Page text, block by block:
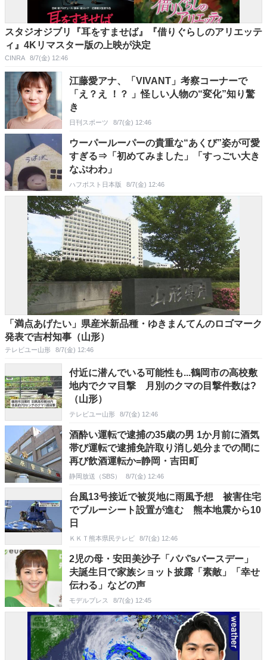
スタジオジブリ『耳をすませば』『借りぐらしのアリエッテ
ィ』4Kリマスター版の上映が決定
CINRA 8/7(金) 12:46
江藤愛アナ、「VIVANT」考察コーナーで
「え？え ！？ 」怪しい人物の“変化”知り驚
き
日刊スポーツ 8/7(金) 12:46
ウーパールーパーの貴重な“あくび”姿が可愛
すぎる⇒「初めてみました」「すっごい大き
なぷわわ」
ハフポスト日本版 8/7(金) 12:46
「満点あげたい」県産米新品種・ゆきまんてんのロゴマーク
発表で吉村知事（山形）
テレビユー山形 8/7(金) 12:46
付近に潜んでいる可能性も...鶴岡市の高校敷
地内でクマ目撃 月別のクマの目撃件数は?
（山形）
テレビユー山形 8/7(金) 12:46
酒酔い運転で逮捕の35歳の男 1か月前に酒気
帯び運転で逮捕免許取り消し処分までの間に
再び飲酒運転か=静岡・吉田町
静岡放送（SBS） 8/7(金) 12:46
台風13号接近で被災地に雨風予想 被害住宅
でブルーシート設置が進む 熊本地震から10
日
ＫＫＴ熊本県民テレビ 8/7(金) 12:46
2児の母・安田美沙子「パパ’sバースデー」
夫誕生日で家族ショット披露「素敵」「幸せ
伝わる」などの声
モデルプレス 8/7(金) 12:45